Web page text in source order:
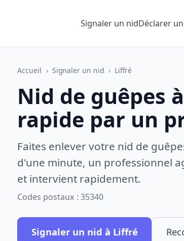
Signaler un nidDéclarer
Accueil › Signaler un nid › Liffré
Nid de guêpes
rapide par un
Faites enlever votre nid de
d'une minute, un professionnel
et intervient rapidement.
Codes postaux : 35340
Signaler un nid à Liffré